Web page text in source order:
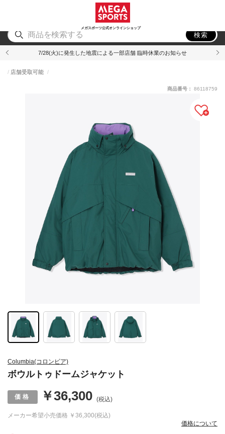
メガスポーツ公式オンラインショップ
アウトドア
検索
7/28(火)に発生した地震による一部店舗 臨時休業のお知らせ
Columbia(コロンビア)
ボウルトゥドームジャケット
店舗受取可能
メーカー希望小売価格 ￥36,300(税込)
￥36,300 (税込)
価格について
商品番号： 86118759